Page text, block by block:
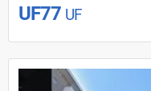
UF77 UF